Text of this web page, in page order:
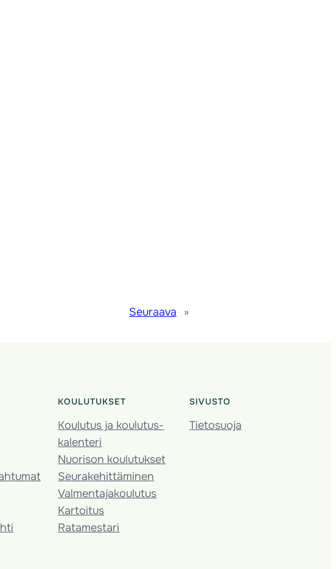
Seuraava »
KOULUTUKSET
Koulutus ja koulutus­
kalenteri
Nuorison koulutukset
Seura­kehittäminen
Valmentaja­koulutus
Kartoitus
Ratamestari
SIVUSTO
Tietosuoja